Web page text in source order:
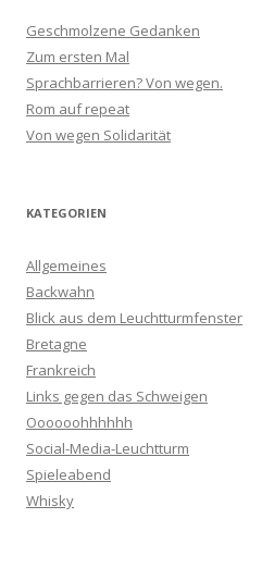
Geschmolzene Gedanken
Zum ersten Mal
Sprachbarrieren? Von wegen.
Rom auf repeat
Von wegen Solidarität
KATEGORIEN
Allgemeines
Backwahn
Blick aus dem Leuchtturmfenster
Bretagne
Frankreich
Links gegen das Schweigen
Oooooohhhhhh
Social-Media-Leuchtturm
Spieleabend
Whisky